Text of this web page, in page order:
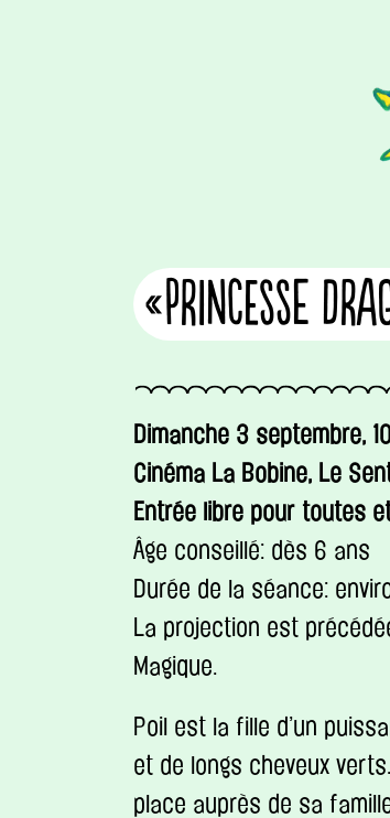
«Princesse
Dimanche 3 septembre,
Cinéma La Bobine, Le
Entrée libre pour toutes
Âge conseillé: dès 6 ans
Durée de la séance:
La projection est
Magique.
Poil est la fille d’un
et de longs cheveux
place auprès de sa